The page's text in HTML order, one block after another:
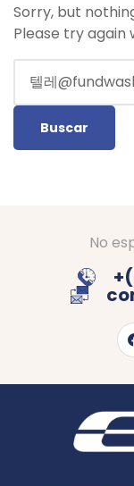
Sorry, but
Please try again
No